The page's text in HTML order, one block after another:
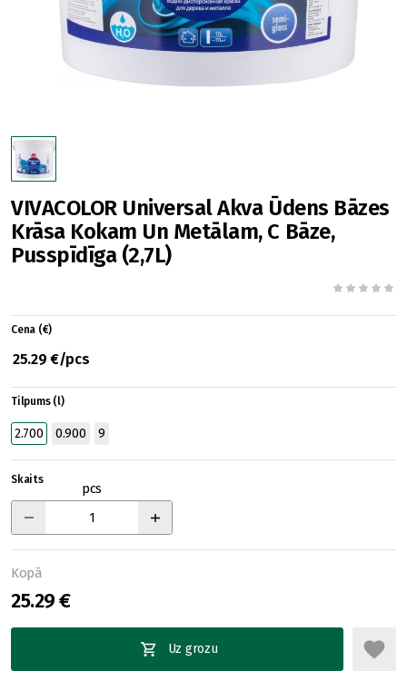
VIVACOLOR Universal Akva Ūdens Bāzes
Krāsa Kokam Un Metālam, C Bāze,
Pusspīdīga (2,7L)
Cena (€)
25.29 €/pcs
Tilpums (l)
2.700 0.900 9
Skaits
pcs
Kopā
25.29 €
Uz grozu